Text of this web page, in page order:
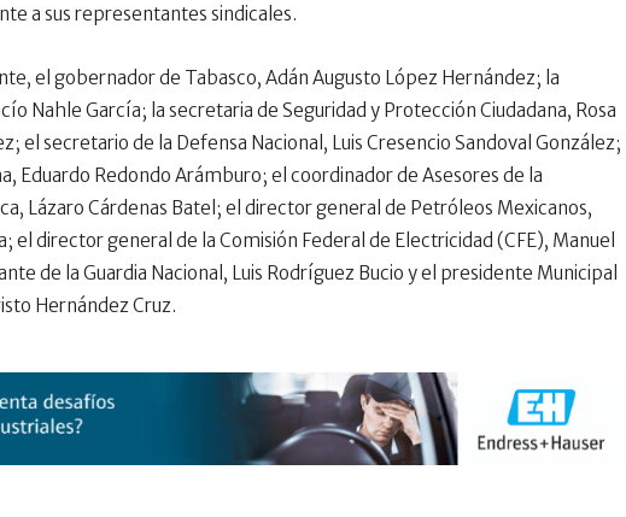
a sus representantes sindicales.
el gobernador de Tabasco, Adán Augusto López Hernández; la
Nahle García; la secretaria de Seguridad y Protección Ciudadana, Rosa
el secretario de la Defensa Nacional, Luis Cresencio Sandoval González;
Eduardo Redondo Arámburo; el coordinador de Asesores de la
Lázaro Cárdenas Batel; el director general de Petróleos Mexicanos,
el director general de la Comisión Federal de Electricidad (CFE), Manuel
de la Guardia Nacional, Luis Rodríguez Bucio y el presidente Municipal
Hernández Cruz.